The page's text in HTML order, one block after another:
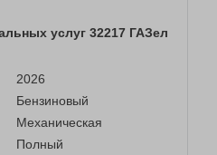
услуг 32217 ГАЗел
2026
Бензиновый
Механическая
Полный